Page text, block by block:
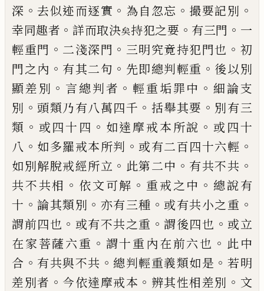
深 。去似迹而逐實 。 為自忽忘 。 撮要記別 。
幸同趣者 。 詳而取決矣持犯之要 。 有三門 。 一
輕重門 。 二淺深門 。 三明究竟持犯門也 。 初
門之內 。 有其二句 。 先即總判輕重 。 後以別
顯差別 。 言總判者 。輕重垢罪中 。 細論支
別 。頭類乃有八萬四千 。 括舉其要 。 別有三
類 。 或四十四 。 如達摩戒本所說 。 或四十
八 。 如多羅戒本所判 。 或有二百四十六輕 。
如別解脫戒經所立 。 此第二中 。 有共不共 。
共不共相 。 依文可解 。 重戒之中 。 總說有
十 。論其類別 。 亦有三種 。 或有共小之重 。
謂前四也 。 或有不共之重 。謂後四也 。 或立
在家菩薩六重 。 謂十重內在前六也 。 此中
合 。 有共與不共 。 總判輕重義類如是 。 若明
差別者 。 今依達摩戒本 。 辨其性相差別 。 文